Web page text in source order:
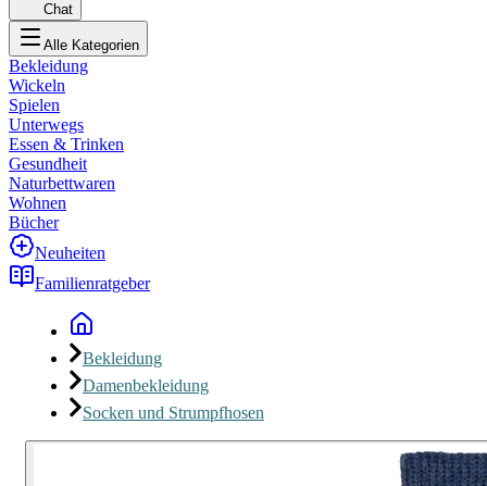
Chat
Alle Kategorien
Bekleidung
Wickeln
Spielen
Unterwegs
Essen & Trinken
Gesundheit
Naturbettwaren
Wohnen
Bücher
Neuheiten
Familienratgeber
Bekleidung
Damenbekleidung
Socken und Strumpfhosen